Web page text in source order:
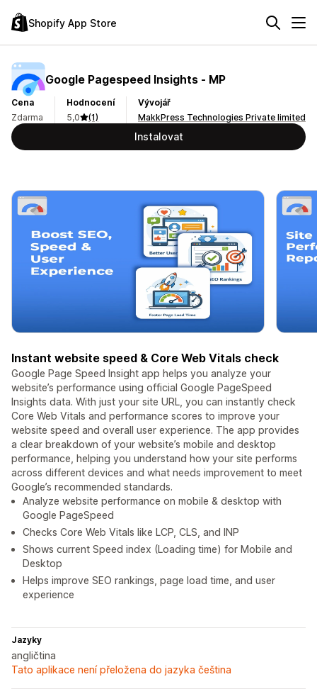
Shopify App Store
Google Pagespeed Insights ‑ MP
Cena
Zdarma
Hodnocení
5,0
(1)
Vývojář
MakkPress Technologies Private limited
Instalovat
Instant website speed & Core Web Vitals check
Google Page Speed Insight app helps you analyze your
website’s performance using official Google PageSpeed
Insights data. With just your site URL, you can instantly check
Core Web Vitals and performance scores to improve your
website speed and overall user experience. The app provides
a clear breakdown of your website’s mobile and desktop
performance, helping you understand how your site performs
across different devices and what needs improvement to meet
Google’s recommended standards.
Analyze website performance on mobile & desktop with
Google PageSpeed
Checks Core Web Vitals like LCP, CLS, and INP
Shows current Speed index (Loading time) for Mobile and
Desktop
Helps improve SEO rankings, page load time, and user
experience
Jazyky
angličtina
Tato aplikace není přeložena do jazyka čeština